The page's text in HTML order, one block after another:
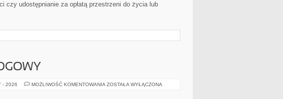
czy udostępnianie za opłatą przestrzeni do życia lub
- 2026 MOŻLIWOŚĆ KOMENTOWANIA TRANSPORT
ZOSTAŁA WYŁĄCZONA